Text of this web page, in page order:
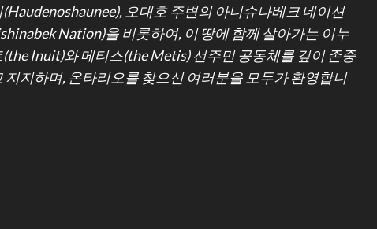
(Haudenoshaunee), 오대호 주변의 아니슈나베크 네이션
Nation)을 비롯하여, 이 땅에 함께 살아가는 이누
(the Inuit)와 메티스(the Metis) 선주민 공동체를 깊이 존중
지지하며, 온타리오를 찾으신 여러분을 모두가 환영합니